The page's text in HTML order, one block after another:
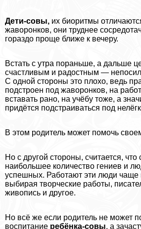
Дети-совы, их биоритмы
жаворонков, они труднее
гораздо проще ближе к вечеру.
Встать с утра пораньше, а дальше
счастливым и радостным —
С одной стороны это плохо, ведь
подстроен под жаворонков, на
вставать рано, на учёбу тоже, а
придётся подстраиваться под
В этом родитель может помочь
Но с другой стороны, считается, что
наибольшее количество гениев и
успешных. Работают эти люди чаще
выбирая творческие работы,
живопись и другое.
Но всё же если родитель не может
воспитание ребёнка-совы, а